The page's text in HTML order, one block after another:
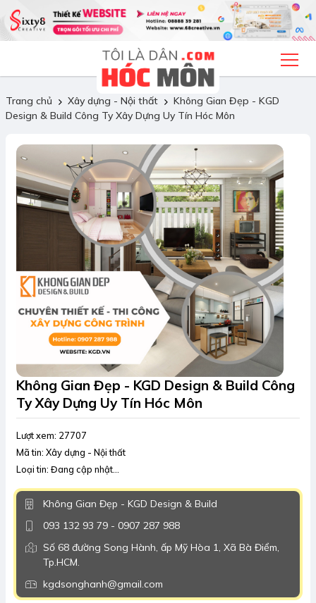
Trang chủ Xây dựng - Nội thất
Không Gian Đẹp - KGD
Design & Build Công Ty Xây Dựng Uy Tín Hóc Môn
Không Gian Đẹp - KGD Design & Build Công
Ty Xây Dựng Uy Tín Hóc Môn
Lượt xem: 27707
Mã tin: Xây dựng - Nội thất
Loại tin: Đang cập nhật...
Không Gian Đẹp - KGD Design & Build
093 132 93 79 - 0907 287 988
Số 68 đường Song Hành, ấp Mỹ Hòa 1, Xã Bà Điểm,
Tp.HCM.
kgdsonghanh@gmail.com